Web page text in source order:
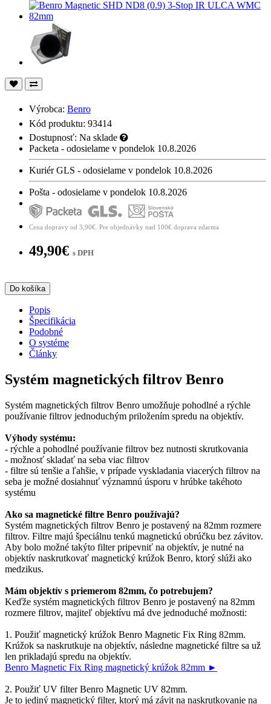
Výrobca: Benro
Kód produktu: 93414
Dostupnosť: Na sklade
Packeta - odosielame v pondelok 10.8.2026
Kuriér GLS - odosielame v pondelok 10.8.2026
Pošta - odosielame v pondelok 10.8.2026
Cena dopravy od 3,90€. Pre objednávky nad 100€ doprava zdarma
49,90€ s DPH
Do košíka
Popis
Špecifikácia
Podobné
O systéme
Články
Systém magnetických filtrov Benro
Systém magnetických filtrov Benro umožňuje pohodlné a rýchle
používanie filtrov jednoduchým priložením spredu na objektív.
Výhody systému:
- rýchle a pohodlné používanie filtrov bez nutnosti skrutkovania
- možnosť skladať na seba viac filtrov
- filtre sú tenšie a ľahšie, v prípade vyskladania viacerých filtrov na
seba je možné dosiahnuť významnú úsporu v hrúbke takéhoto
systému
Ako sa magnetické filtre Benro používajú?
Systém magnetických filtrov Benro je postavený na 82mm rozmere
filtrov. Filtre majú špeciálnu tenkú magnetickú obrúčku bez závitov.
Aby bolo možné takýto filter pripevniť na objektív, je nutné na
objektív naskrutkovať magnetický krúžok Benro, ktorý slúži ako
medzikus.
Mám objektív s priemerom 82mm, čo potrebujem?
Keďže systém magnetických filtrov Benro je postavený na 82mm
rozmere filtrov, majiteľ objektívu má dve jednoduché možnosti:
1. Použiť magnetický krúžok Benro Magnetic Fix Ring 82mm.
Krúžok sa naskrutkuje na objektív, následne magnetické filtre sa už
len prikladajú spredu na objektív.
Benro Magnetic Fix Ring magnetický krúžok 82mm ►
2. Použiť UV filter Benro Magnetic UV 82mm.
Je to jediný magnetický filter, ktorý má závit na naskrutkovanie na